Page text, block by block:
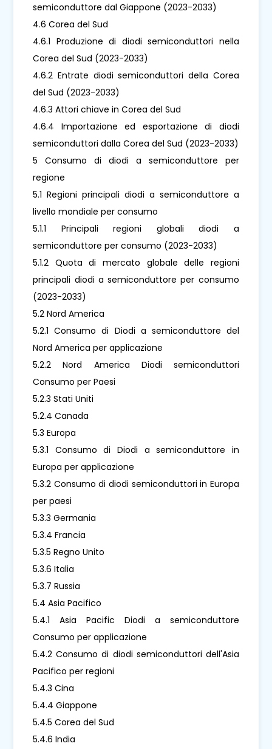
semiconduttore dal Giappone (2023-2033)
4.6 Corea del Sud
4.6.1 Produzione di diodi semiconduttori nella
Corea del Sud (2023-2033)
4.6.2 Entrate diodi semiconduttori della Corea
del Sud (2023-2033)
4.6.3 Attori chiave in Corea del Sud
4.6.4 Importazione ed esportazione di diodi
semiconduttori dalla Corea del Sud (2023-2033)
5 Consumo di diodi a semiconduttore per
regione
5.1 Regioni principali diodi a semiconduttore a
livello mondiale per consumo
5.1.1 Principali regioni globali diodi a
semiconduttore per consumo (2023-2033)
5.1.2 Quota di mercato globale delle regioni
principali diodi a semiconduttore per consumo
(2023-2033)
5.2 Nord America
5.2.1 Consumo di Diodi a semiconduttore del
Nord America per applicazione
5.2.2 Nord America Diodi semiconduttori
Consumo per Paesi
5.2.3 Stati Uniti
5.2.4 Canada
5.3 Europa
5.3.1 Consumo di Diodi a semiconduttore in
Europa per applicazione
5.3.2 Consumo di diodi semiconduttori in Europa
per paesi
5.3.3 Germania
5.3.4 Francia
5.3.5 Regno Unito
5.3.6 Italia
5.3.7 Russia
5.4 Asia Pacifico
5.4.1 Asia Pacific Diodi a semiconduttore
Consumo per applicazione
5.4.2 Consumo di diodi semiconduttori dell'Asia
Pacifico per regioni
5.4.3 Cina
5.4.4 Giappone
5.4.5 Corea del Sud
5.4.6 India